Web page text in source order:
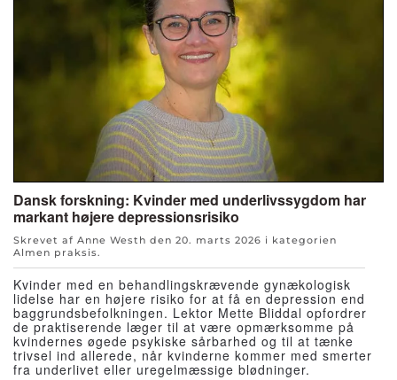
Dansk forskning: Kvinder med underlivssygdom har
markant højere depressionsrisiko
Skrevet af Anne Westh den 20. marts 2026 i kategorien
Almen praksis.
Kvinder med en behandlingskrævende gynækologisk
lidelse har en højere risiko for at få en depression end
baggrundsbefolkningen. Lektor Mette Bliddal opfordrer
de praktiserende læger til at være opmærksomme på
kvindernes øgede psykiske sårbarhed og til at tænke
trivsel ind allerede, når kvinderne kommer med smerter
fra underlivet eller uregelmæssige blødninger.